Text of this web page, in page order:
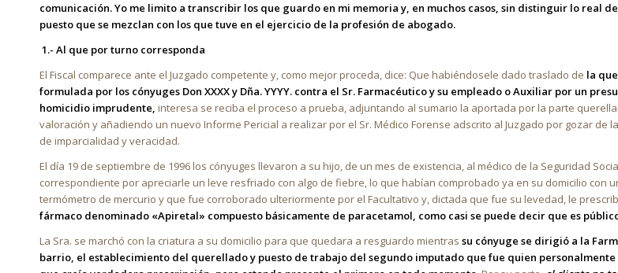
comunicación. Yo me limito a transcribir los que guardo en mi memoria y, en muchos casos, sin distinguir lo real
puesto que se mezclan con los que tuve en el ejercicio de la profesión de abogado.
1.- Al que por turno corresponda
El Fiscal comparece ante el Juzgado competente y, como mejor proceda, dice: Que habiéndosele dado traslado de la
formulada por los cónyuges Don XXXX y Dña. YYYY. contra el Sr. Farmacéutico y su empleado o Auxiliar por un
homicidio imprudente, interesa se reciba el proceso a prueba, adjuntando al sumario la aportada por la parte
valoración y añadiendo un nuevo Informe Pericial a realizar por el Sr. Médico Forense adscrito al Juzgado por gozar de
de imparcialidad y veracidad.
El día 19 de septiembre de 1996 los cónyuges llevaron a su hijo, de un mes de existencia, al médico de la Seguridad
correspondiente por apreciarle un leve resfriado con algo de fiebre, lo que habían comprobado ya en su domicilio con
termómetro de mercurio y que fue corroborado ulteriormente por el Facultativo y, dictada que fue su levedad, le
fármaco denominado «Apiretal» compuesto básicamente de paracetamol, como casi se puede decir que es
La Sra. se marchó con la criatura a su domicilio para que quedara a resguardo mientras su cónyuge se dirigió a la
barrio, el establecimiento del querellado y puesto de trabajo del segundo imputado que fue quien